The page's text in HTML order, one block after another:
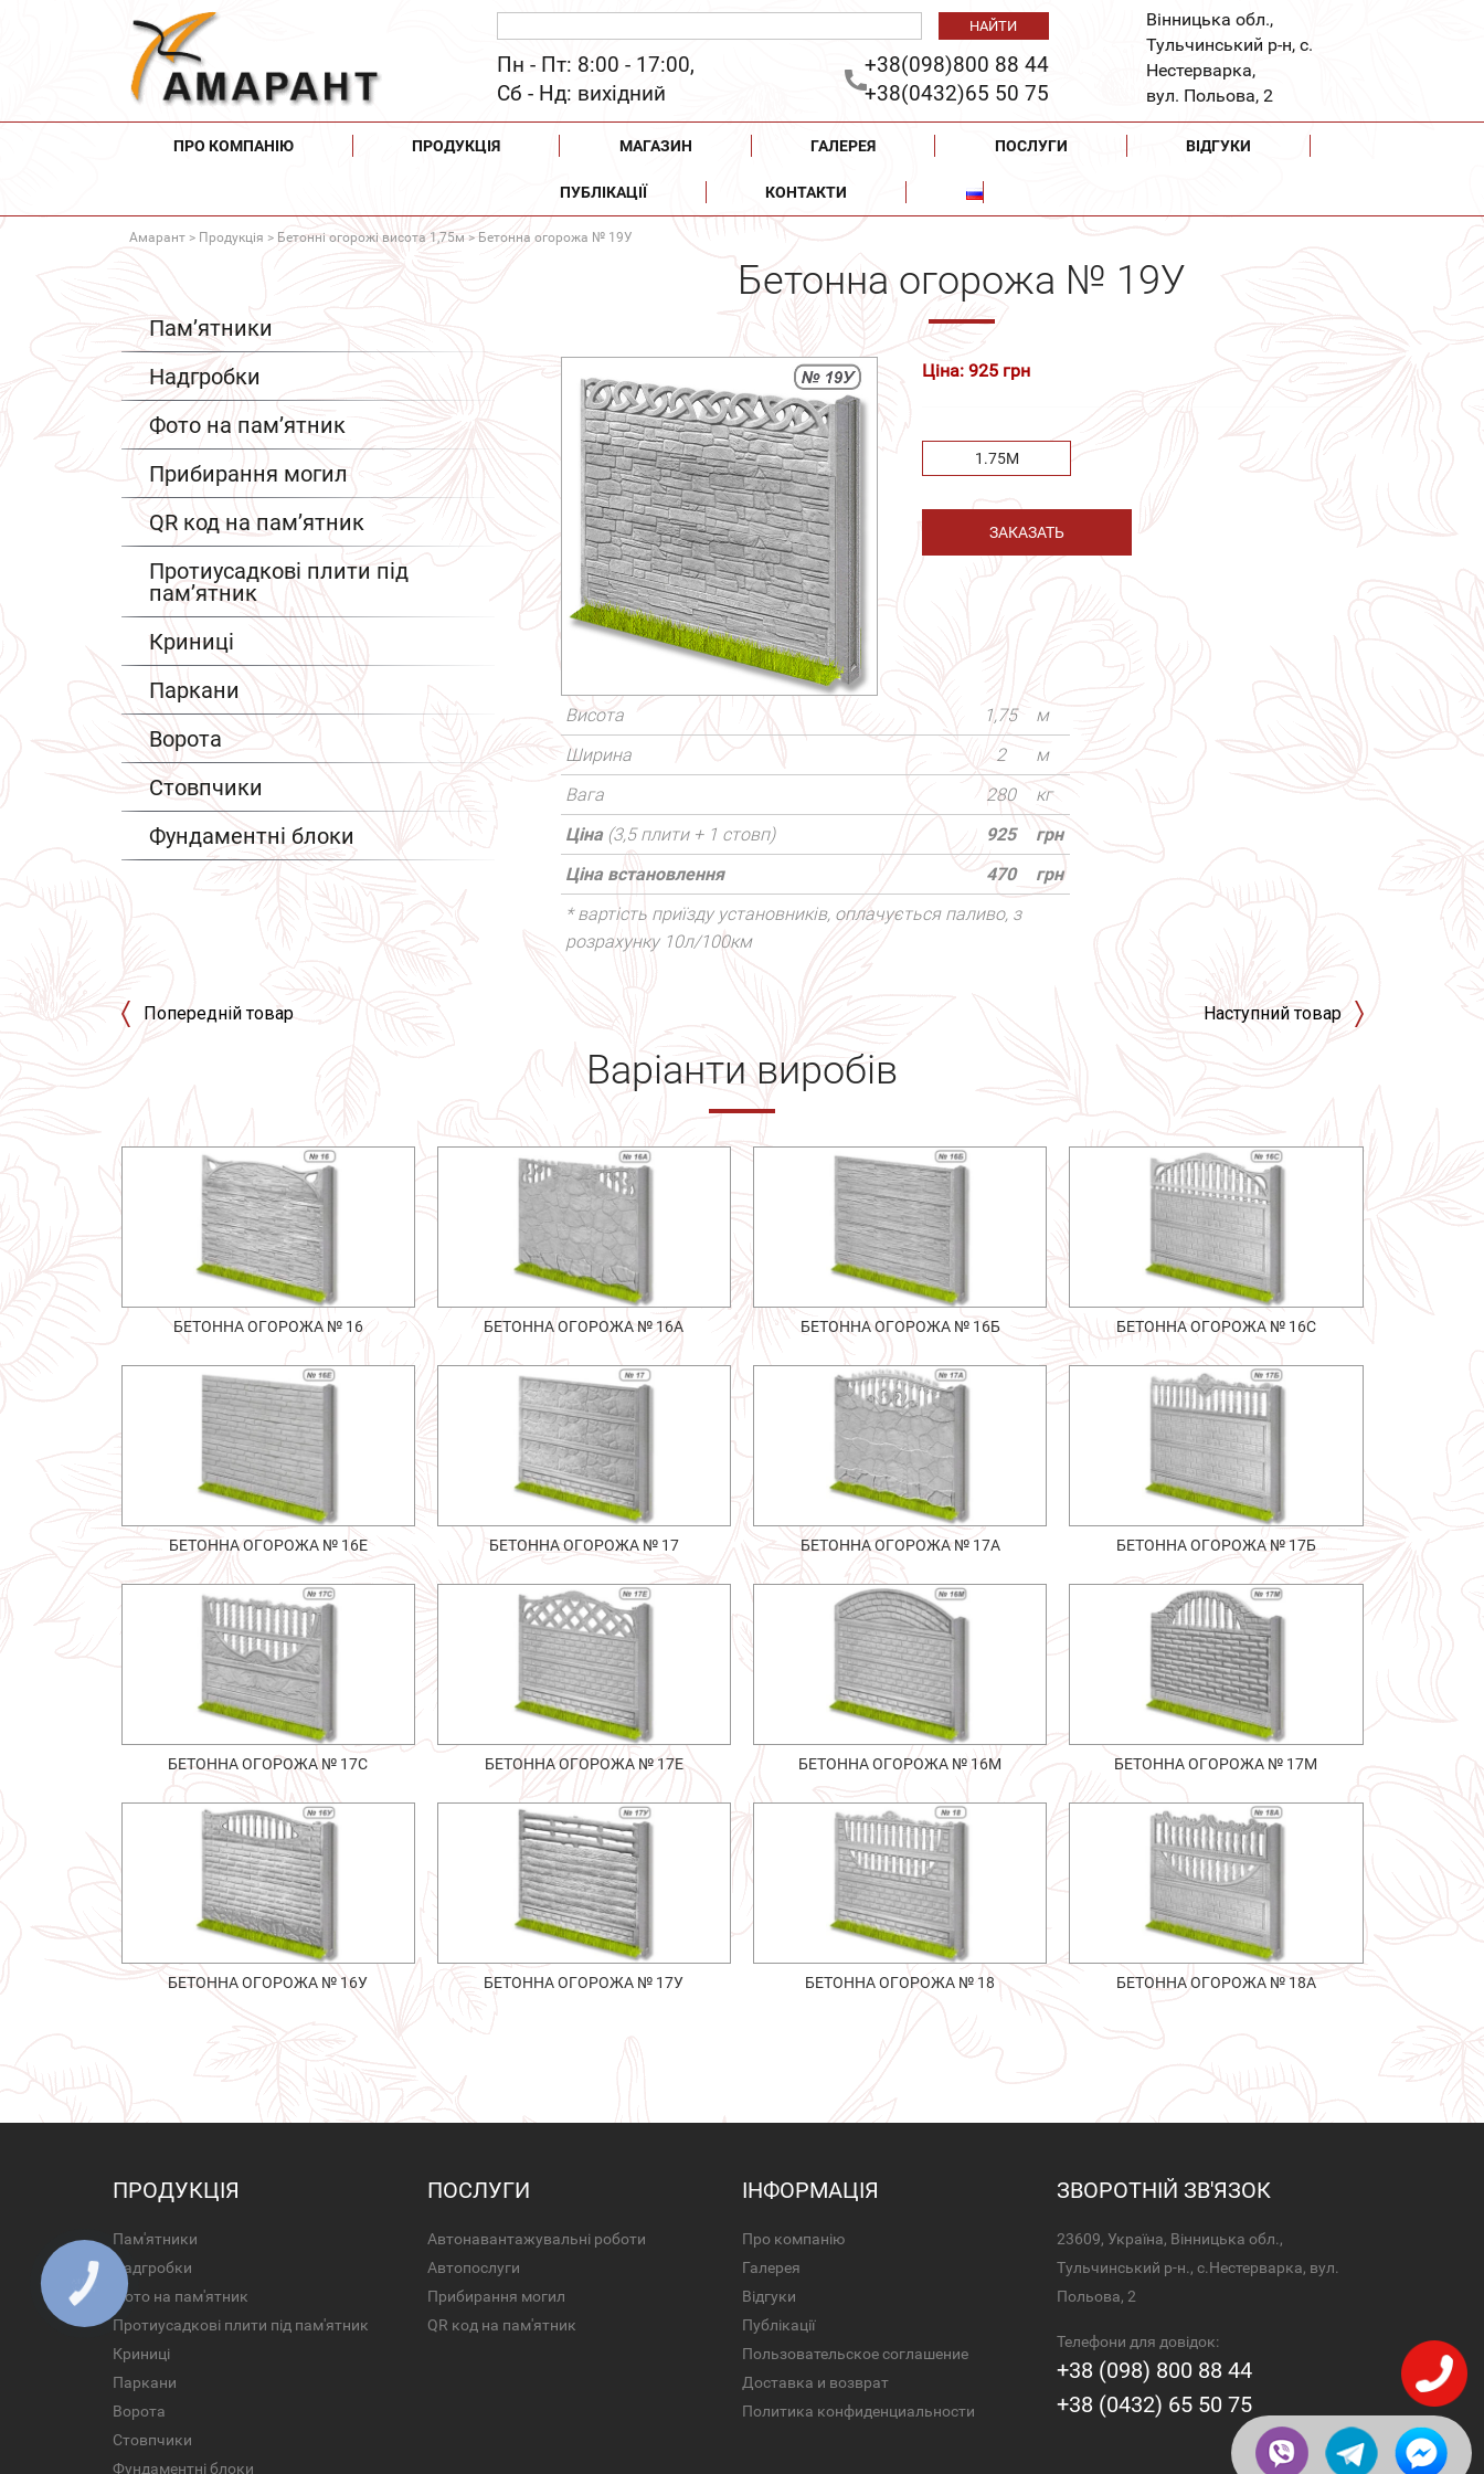
Пн - Пт: 8:00 - 17:00,
Сб - Нд: вихідний
+38(098)800 88 44
+38(0432)65 50 75
Вінницька обл.,
Тульчинський р-н, с.
Нестерварка,
вул. Польова, 2
ПРО КОМПАНІЮ ПРОДУКЦІЯ МАГАЗИН ГАЛЕРЕЯ ПОСЛУГИ ВІДГУКИ
ПУБЛІКАЦІЇ КОНТАКТИ
Амарант > Продукція > Бетонні огорожі висота 1,75м > Бетонна огорожа № 19У
Пам’ятники
Надгробки
Фото на пам’ятник
Прибирання могил
QR код на пам’ятник
Протиусадкові плити під
пам’ятник
Криниці
Паркани
Ворота
Стовпчики
Фундаментні блоки
Бетонна огорожа № 19У
Ціна: 925 грн
1.75М
ЗАКАЗАТЬ
Висота 1,75
м
Ширина
2
м
Вага
280
кг
Ціна (3,5 плити + 1 стовп) 925
грн
Ціна встановлення
470
грн
* вартість приїзду установників, оплачується паливо, з
розрахунку 10л/100км
Попередній товар Наступний товар
Варіанти виробів
БЕТОННА ОГОРОЖА № 16 БЕТОННА ОГОРОЖА № 16А БЕТОННА ОГОРОЖА № 16Б БЕТОННА ОГОРОЖА № 16С
БЕТОННА ОГОРОЖА № 16Е БЕТОННА ОГОРОЖА № 17 БЕТОННА ОГОРОЖА № 17А БЕТОННА ОГОРОЖА № 17Б
БЕТОННА ОГОРОЖА № 17С БЕТОННА ОГОРОЖА № 17Е БЕТОННА ОГОРОЖА № 16М БЕТОННА ОГОРОЖА № 17М
БЕТОННА ОГОРОЖА № 16У БЕТОННА ОГОРОЖА № 17У БЕТОННА ОГОРОЖА № 18 БЕТОННА ОГОРОЖА № 18А
ПРОДУКЦІЯ
Пам'ятники
Надгробки
Фото на пам'ятник
Протиусадкові плити під пам'ятник
Криниці
Паркани
Ворота
Стовпчики
Фундаментні блоки
ПОСЛУГИ
Автонавантажувальні роботи
Автопослуги
Прибирання могил
QR код на пам'ятник
ІНФОРМАЦІЯ
Про компанію
Галерея
Відгуки
Публікації
Пользовательское соглашение
Доставка и возврат
Политика конфиденциальности
ЗВОРОТНІЙ ЗВ'ЯЗОК
23609, Україна, Вінницька обл.,
Тульчинський р-н., с.Нестерварка, вул.
Польова, 2
Телефони для довідок:
+38 (098) 800 88 44
+38 (0432) 65 50 75